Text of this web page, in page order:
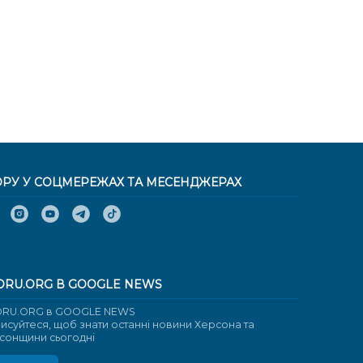
У СОЦМЕРЕЖАХ ТА МЕСЕНДЖЕРАХ
В GOOGLE NEWS
в GOOGLE NEWS
щоб знати останні новини Херсона та
сьогодні